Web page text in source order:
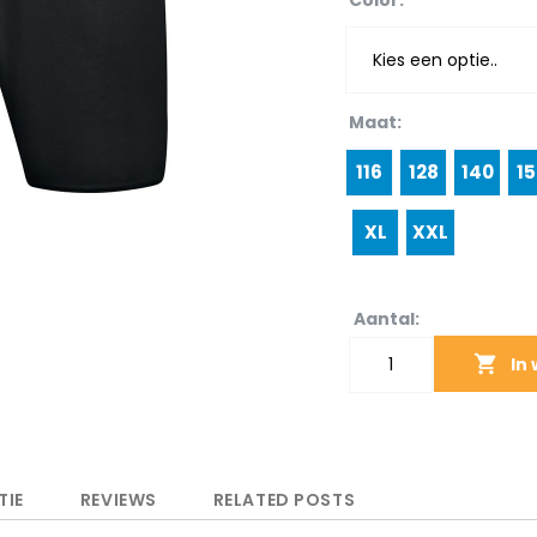
Maat
116 128 140
XL XXL
Aantal:
In
REVIEWS RELATED POSTS